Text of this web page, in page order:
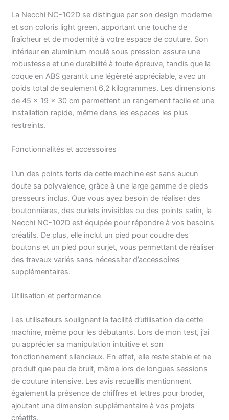
Alimentation : électrique
La Necchi NC-102D se distingue par son design moderne
et son coloris light green, apportant une touche de
fraîcheur et de modernité à votre espace de couture. Son
intérieur en aluminium moulé sous pression assure une
robustesse et une durabilité à toute épreuve, tandis que la
coque en ABS garantit une légèreté appréciable, avec un
poids total de seulement 6,2 kilogrammes. Les dimensions
de 45 x 19 x 30 cm permettent un rangement facile et une
installation rapide, même dans les espaces les plus
restreints.
Fonctionnalités et accessoires
L’un des points forts de cette machine est sans aucun
doute sa polyvalence, grâce à une large gamme de pieds
presseurs inclus. Que vous ayez besoin de réaliser des
boutonnières, des ourlets invisibles ou des points satin, la
Necchi NC-102D est équipée pour répondre à vos besoins
créatifs. De plus, elle inclut un pied pour coudre des
boutons et un pied pour surjet, vous permettant de réaliser
des travaux variés sans nécessiter d’accessoires
supplémentaires.
Utilisation et performance
Les utilisateurs soulignent la facilité d’utilisation de cette
machine, même pour les débutants. Lors de mon test, j’ai
pu apprécier sa manipulation intuitive et son
fonctionnement silencieux. En effet, elle reste stable et ne
produit que peu de bruit, même lors de longues sessions
de couture intensive. Les avis recueillis mentionnent
également la présence de chiffres et lettres pour broder,
ajoutant une dimension supplémentaire à vos projets
créatifs.